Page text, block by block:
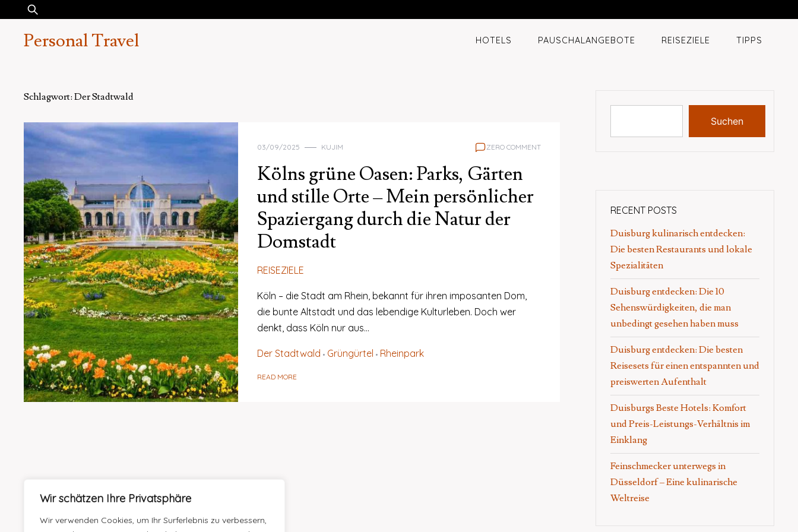
Wir schätzen Ihre Privatsphäre
Wir verwenden Cookies, um Ihr Surferlebnis zu verbessern,
content
Suchen
Personal Travel HOTELS PAUSCHALANGEBOTE REISEZIELE TIPPS
Schlagwort: Der Stadtwald
03/09/2025 KUJIM ZERO COMMENT
Kölns grüne Oasen: Parks, Gärten
und stille Orte – Mein persönlicher
Spaziergang durch die Natur der
Domstadt
REISEZIELE
Köln – die Stadt am Rhein, bekannt für ihren imposanten Dom,
die bunte Altstadt und das lebendige Kulturleben. Doch wer
denkt, dass Köln nur aus…
Der Stadtwald Grüngürtel Rheinpark
READ MORE
Suchen
RECENT POSTS
Duisburg kulinarisch entdecken:
Die besten Restaurants und lokale
Spezialitäten
Duisburg entdecken: Die 10
Sehenswürdigkeiten, die man
unbedingt gesehen haben muss
Duisburg entdecken: Die besten
Reisesets für einen entspannten und
preiswerten Aufenthalt
Duisburgs Beste Hotels: Komfort
und Preis-Leistungs-Verhältnis im
Einklang
Feinschmecker unterwegs in
Düsseldorf – Eine kulinarische
Weltreise